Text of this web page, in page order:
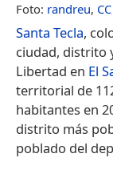
Foto: randreu,
Santa Tecla,
ciudad, distrito
Libertad en El
territorial de
habitantes en
distrito más
poblado del